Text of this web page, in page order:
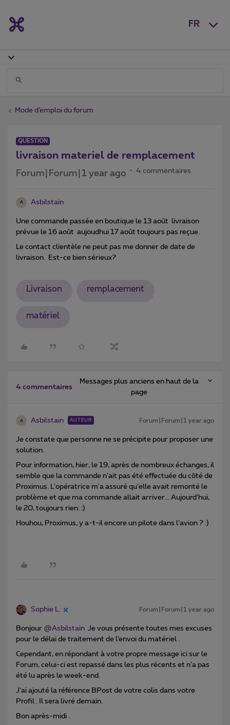
FR
Mode d’emploi du forum
QUESTION
livraison materiel de remplacement
Forum|Forum|1 year ago 4 commentaires
A Asbilstain
Une commande passée en boutique le 13 août livraison
prévue le 16 août aujoudhui 17 août toujours pas reçue.
Le contact clientèle ne peut pas me donner de date de
livraison. Est-ce bien sérieux?
Livraison remplacement
matériel
4 commentaires
Messages plus anciens en haut de la
page
A Asbilstain AUTEUR Forum|Forum|1 year ago
Je constate que personne ne se précipite pour proposer une
solution.
Pour information, hier, le 19, après de nombreux échanges, il
semble que la commande n'ait pas été effectuée du côté de
Proximus. L'opératrice m'a assuré qu'elle avait remonté le
problème et que ma commande allait arriver... Aujourd'hui,
le 20, toujours rien. :)
Houhou, Proximus, y a-t-il encore un pilote dans l’avion ? :)
Sophie L. Forum|Forum|1 year ago
Bonjour @Asbilstain Je vous présente toutes mes excuses
pour le délai de traitement de l’envoi du matériel .
Cependant, en répondant à votre propre message ici sur le
Forum, celui-ci est repassé dans les plus récents et n’a pas
été lu après le week-end.
J’ai ajouté la référence BPost de votre colis dans votre
Profil . Il sera livré demain.
Bon après-midi .